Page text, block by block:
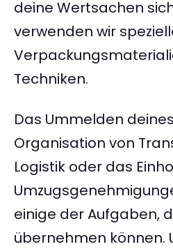
deine Wertsachen
verwenden wir
Techniken.
Das Ummelden
Organisation von
Logistik oder das
einige der Aufgaben,
übernehmen können.